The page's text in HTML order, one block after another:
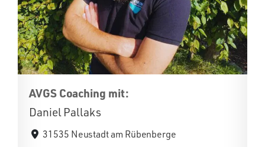
AVGS Coaching mit:
Daniel Pallaks
31535 Neustadt am Rübenberge